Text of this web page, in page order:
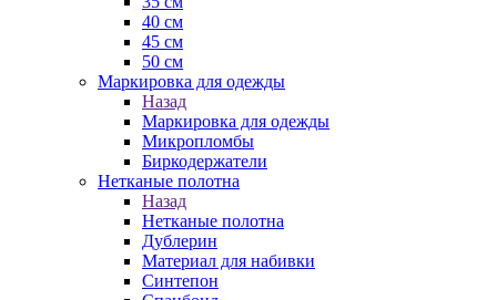
40 см
45 см
50 см
Маркировка для одежды
Назад
Маркировка для одежды
Микропломбы
Биркодержатели
Нетканые полотна
Назад
Нетканые полотна
Дублерин
Материал для набивки
Синтепон